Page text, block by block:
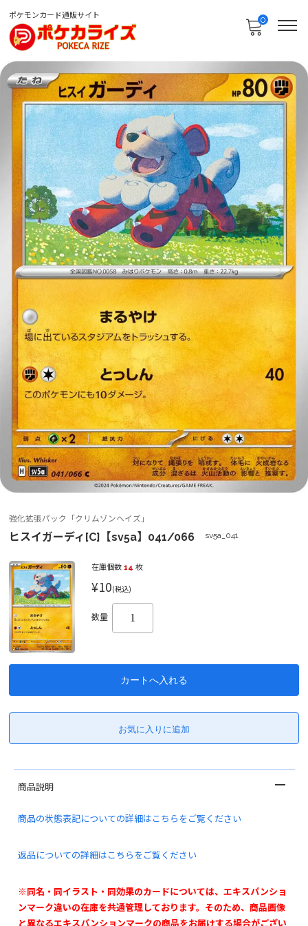
ポケモンカード通販サイト 0
強化拡張パック「クリムゾンヘイズ」
ヒスイガーディ[C]【sv5a】041/066 sv5a_041
在庫個数 14 枚
¥10(税込)
数量
商品説明
商品の状態表記についての詳細はこちらをご覧ください
返品についての詳細はこちらをご覧ください
※同名・同イラスト・同効果のカードについては、エキスパンショ
ンマーク違いの在庫を共通管理しております。そのため、商品画像
と異なるエキスパンションマークの商品をお届けする場合がござい